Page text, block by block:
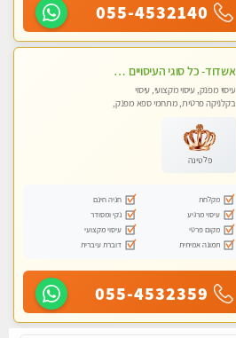
055-4532140
אשדוד- כל סוגי העיסויים מעסה מקצועית ואיכותית פרטי!!!
עיסוי מפנק, עיסוי מקצועי, עיסוי
בקלניקה פרטית, מתחמי ספא מפנק,
פלטינה
מקלחת
חניה חינם
עיסוי מרגיע
נקי ומסודר
מקום פרטי
עיסוי מקצועי
תמונה אמיתית
דוברת עיברית
055-4532359